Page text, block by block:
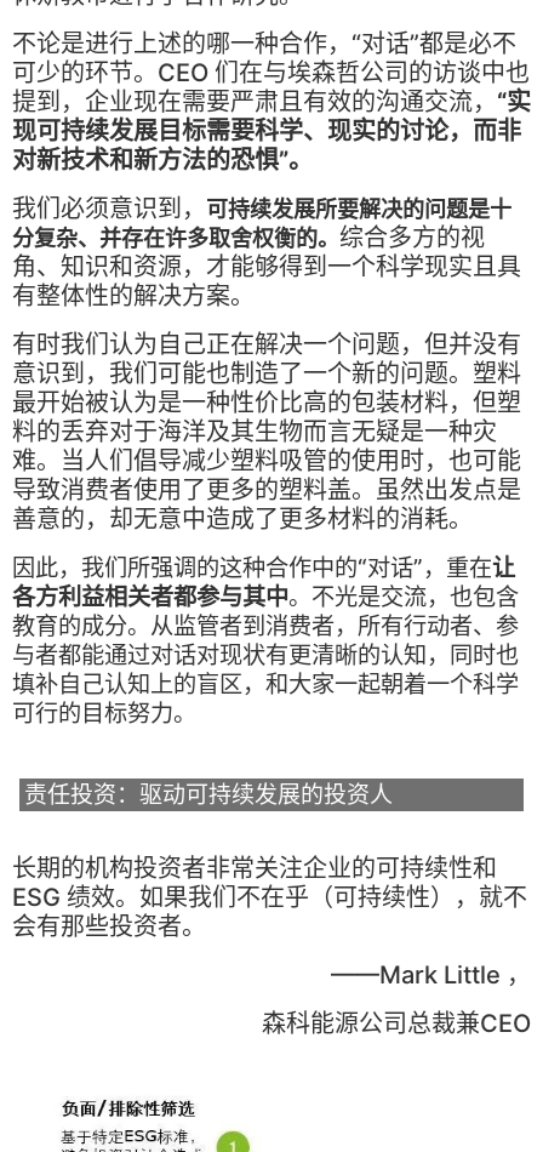
不论是进行上述的哪一种合作，“对话”都是必不
可少的环节。CEO 们在与埃森哲公司的访谈中也
提到，企业现在需要严肃且有效的沟通交流， “实
现可持续发展目标需要科学、现实的讨论，而非
对新技术和新方法的恐惧”。
我们必须意识到，
可持续发展所要解决的问题是十
分复杂、并存在许多取舍权衡的。 综合多方的视
角、知识和资源，才能够得到一个科学现实且具
有整体性的解决方案。
有时我们认为自己正在解决一个问题，但并没有
意识到，我们可能也制造了一个新的问题。塑料
最开始被认为是一种性价比高的包装材料，但塑
料的丢弃对于海洋及其生物而言无疑是一种灾
难。当人们倡导减少塑料吸管的使用时，也可能
导致消费者使用了更多的塑料盖。虽然出发点是
善意的，却无意中造成了更多材料的消耗。
因此，我们所强调的这种合作中的“对话”，重在让
各方利益相关者都参与其中。不光是交流，也包含
教育的成分。从监管者到消费者，所有行动者、参
与者都能通过对话对现状有更清晰的认知，同时也
填补自己认知上的盲区，和大家一起朝着一个科学
可行的目标努力。
责任投资：驱动可持续发展的投资人
长期的机构投资者非常关注企业的可持续性和
ESG 绩效。如果我们不在乎（可持续性），就不
会有那些投资者。
——Mark Little ，
森科能源公司总裁兼CEO